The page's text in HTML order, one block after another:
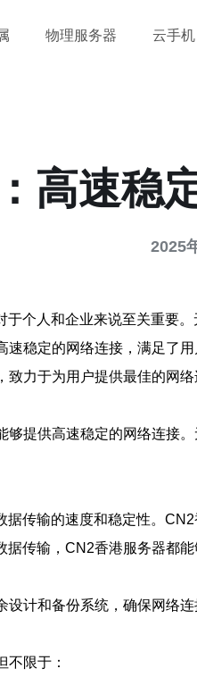
物理服务器 云手机
高速稳
2025
个人和企业来说至关重要
稳定的网络连接，满足了用
力于为用户提供最佳的网
提供高速稳定的网络连接
传输的速度和稳定性。
传输，CN2香港服务器都能
计和备份系统，确保网络
限于：